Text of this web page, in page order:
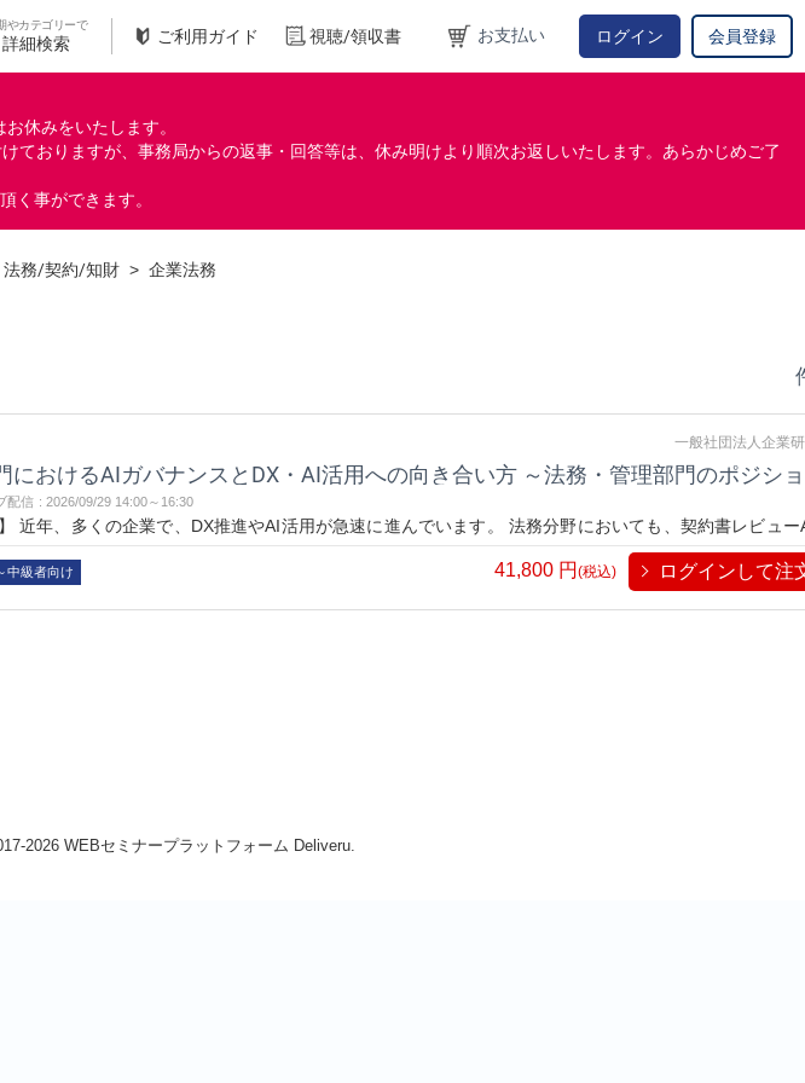
やカテゴリーで
詳細検索 ご利用ガイド 視聴/領収書 お支払い ログイン 会員登録
休みをいたします。
ておりますが、事務局からの返事・回答等は、休み明けより順次お返しいたします。あらかじめご了
く事ができます。
法務/契約/知財 > 企業法務
一般社団法人企業
配信 : 2026/09/29 14:00～16:30
レビューAI、
反社チェック、社内問い合わせ対応、翻訳、文書要約など、さまざまなAI・DXツールが次々と登場し、
ばならない」「DXに乗り遅れてはいけない」という空気が急速に広がっています。 一方で、法務・管理
便利だから導入する」だけでは済まされない立場でもあります。 法務部門におけるAIの導入によるDXは
いう問題意識を持っています。 本セミナーでは、単なるAI活用論やDX礼賛ではなく、「実
中級者向け 41,800 円(税込) ログインして注
2026 WEBセミナープラットフォーム Deliveru.